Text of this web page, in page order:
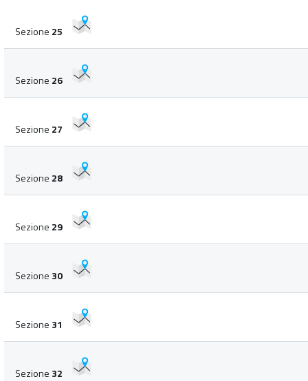
Sezione 25
Sezione 26
Sezione 27
Sezione 28
Sezione 29
Sezione 30
Sezione 31
Sezione 32